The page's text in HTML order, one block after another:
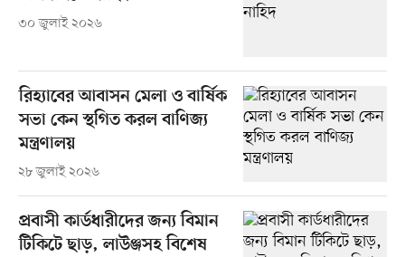
৩০ জুলাই ২০২৬
রিহ্যাবের আবাসন মেলা ও বার্ষিক
সভা কেন স্থগিত করল বাণিজ্য
মন্ত্রণালয়
২৮ জুলাই ২০২৬
প্রবাসী কার্ডধারীদের জন্য বিমান
টিকিটে ছাড়, লাউঞ্জসহ বিশেষ